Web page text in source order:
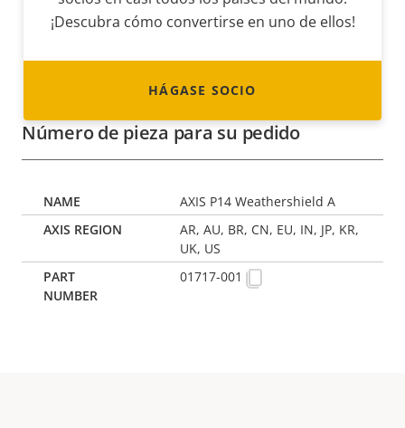
¡Descubra cómo convertirse en uno de ellos!
HÁGASE SOCIO
Número de pieza para su pedido
AXIS P14 Weathershield A
AR, AU, BR, CN, EU, IN, JP, KR,
UK, US
01717-001